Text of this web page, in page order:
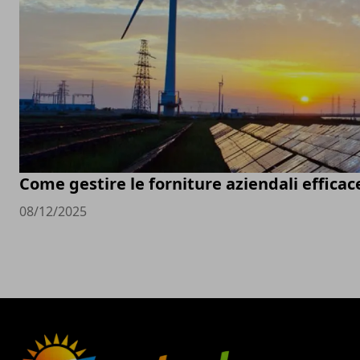
Come gestire le forniture aziendali
08/12/2025